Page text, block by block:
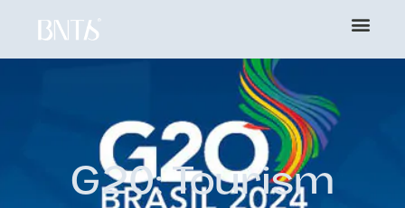
G20: Tourism